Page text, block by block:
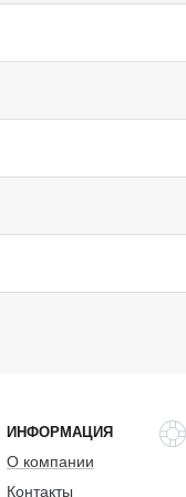
ИНФОРМАЦИЯ
О компании
Контакты